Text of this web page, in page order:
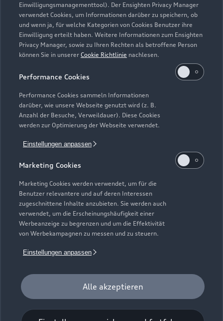
Einwilligungsmanagementtool). Der Ensighten Privacy Manager
verwendet Cookies, um Informationen darüber zu speichern, ob
und wenn ja, für welche Kategorien von Cookies Benutzer ihre
Einwilligung erteilt haben. Weitere Informationen zum Ensighten
Privacy Manager, sowie zu Ihren Rechten als betroffene Person
können Sie in unserer Cookie Richtlinie nachlesen.
Performance Cookies
Performance Cookies sammeln Informationen
darüber, wie unsere Webseite genutzt wird (z. B.
Anzahl der Besuche, Verweildauer). Diese Cookies
werden zur Optimierung der Webseite verwendet.
Einstellungen anpassen
Marketing Cookies
Marketing Cookies werden verwendet, um für die
Benutzer relevantere und auf deren Interessen
zugeschnittene Inhalte anzubieten. Sie werden auch
verwendet, um die Erscheinungshäufigkeit einer
Werbeanzeige zu begrenzen und um die Effektivität
von Werbekampagnen zu messen und zu steuern.
Einstellungen anpassen
Alle akzeptieren
Zurück nach oben
Modelle
Elektromodelle
Plug-in-Hybride
Neuwagensuche
Gebrauchtwagensuche
Geschäftskunden
Service & Zubehör
Saisonale Angebote
Audi Services
Garantie
Audi digital services
myAudi
Support
Audi Code
Häufige Fragen (FAQ)
Audi Online Beratung
Online-Terminvereinbarung
Servicekontakt
Bordbuch & Bedienungsanleitungen
Verträge kündigen
Über Audi
Unternehmen
Karriere
Investor Relations
Audi erleben
© 2026 AUDI AG. Alle Rechte vorbehalten
Impressum Rechtliches
Cookie-Richtlinie
Digital Services Act
EU Data Act